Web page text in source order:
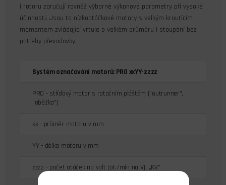
i rotoru zaručují rovněž výborné výkonové parametry při vysoké
účinnosti. Jsou to nízkootáčkové motory s velkým kroutícím
momentem zvládající vrtule o velkém průměru i stoupání bez
potřeby převodovky.
Systém označování motorů: PRO xxYY-zzzz
PRO - střídavý motor s rotačním pláštěm ("outrunner",
"oběžka")
xx - průměr motoru v mm
YY - délka motoru v mm
zzzz - počet otáček na volt (ot./min na V), „KV“